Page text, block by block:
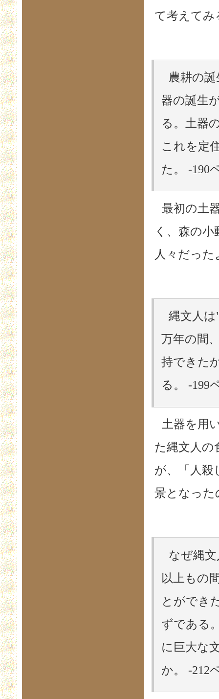
て考えてみ
農耕の
器の誕生
る。土器
これを定
た。 -190
最初の土
く、森の
人々だっ
縄文人
万年の間
持できた
る。 -199
土器を用
た縄文人の
が、「人殺
景となった
なぜ縄
以上もの
とができ
ずである
に巨大な
か。 -212